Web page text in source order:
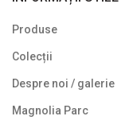
Produse
Colecții
Despre noi / galerie
Magnolia Parc